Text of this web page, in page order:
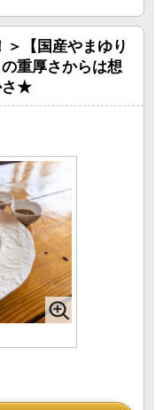
＞【国産やまゆり
重厚さからは想
さ★